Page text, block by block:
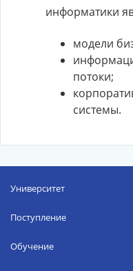
информатики
модели
потоки;
системы.
Университет
Поступление
Обучение